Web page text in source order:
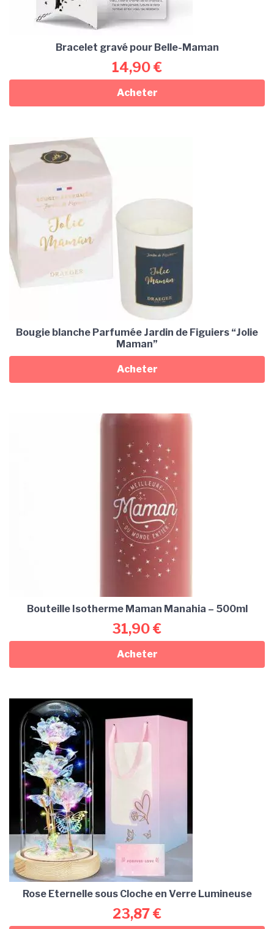
Bracelet gravé pour Belle-Maman
14,90€
Acheter
Bougie blanche Parfumée Jardin de Figuiers “Jolie
Maman”
Acheter
Bouteille Isotherme Maman Manahia – 500ml
31,90€
Acheter
Rose Eternelle sous Cloche en Verre Lumineuse
23,87€